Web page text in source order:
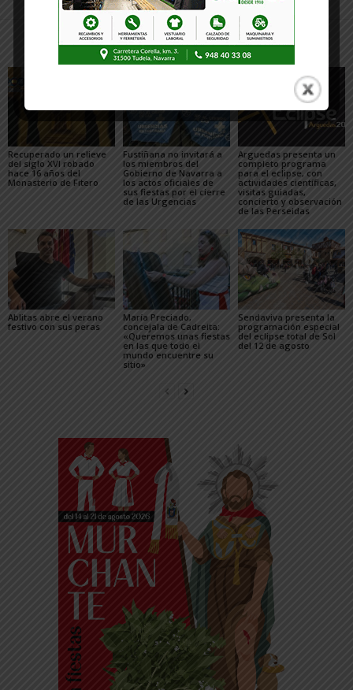
Artículos relacionados Más del autor
Recuperado un relieve
del siglo XVI robado
hace 16 años del
Monasterio de Fitero
Fustiñana no invitará a
los miembros del
Gobierno de Navarra a
los actos oficiales de
sus fiestas por el cierre
de las Urgencias
Arguedas presenta un
completo programa
para el eclipse, con
actividades científicas,
visitas guiadas,
concierto y observación
de las Perseidas
Ablitas abre el verano
festivo con sus peras
María Preciado,
concejala de Cadreita:
«Queremos unas fiestas
en las que todo el
mundo encuentre su
sitio»
Sendaviva presenta la
programación especial
del eclipse total de Sol
del 12 de agosto